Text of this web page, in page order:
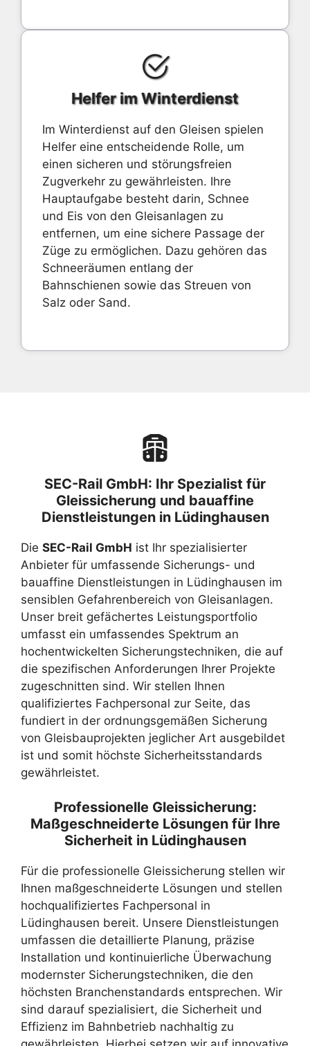
Helfer im Winterdienst
Im Winterdienst auf den Gleisen spielen
Helfer eine entscheidende Rolle, um
einen sicheren und störungsfreien
Zugverkehr zu gewährleisten. Ihre
Hauptaufgabe besteht darin, Schnee
und Eis von den Gleisanlagen zu
entfernen, um eine sichere Passage der
Züge zu ermöglichen. Dazu gehören das
Schneeräumen entlang der
Bahnschienen sowie das Streuen von
Salz oder Sand.
SEC-Rail GmbH: Ihr Spezialist für
Gleissicherung und bauaffine
Dienstleistungen in Lüdinghausen
Die SEC-Rail GmbH ist Ihr spezialisierter
Anbieter für umfassende Sicherungs- und
bauaffine Dienstleistungen in Lüdinghausen im
sensiblen Gefahrenbereich von Gleisanlagen.
Unser breit gefächertes Leistungsportfolio
umfasst ein umfassendes Spektrum an
hochentwickelten Sicherungstechniken, die auf
die spezifischen Anforderungen Ihrer Projekte
zugeschnitten sind. Wir stellen Ihnen
qualifiziertes Fachpersonal zur Seite, das
fundiert in der ordnungsgemäßen Sicherung
von Gleisbauprojekten jeglicher Art ausgebildet
ist und somit höchste Sicherheitsstandards
gewährleistet.
Professionelle Gleissicherung:
Maßgeschneiderte Lösungen für Ihre
Sicherheit in Lüdinghausen
Für die professionelle Gleissicherung stellen wir
Ihnen maßgeschneiderte Lösungen und stellen
hochqualifiziertes Fachpersonal in
Lüdinghausen bereit. Unsere Dienstleistungen
umfassen die detaillierte Planung, präzise
Installation und kontinuierliche Überwachung
modernster Sicherungstechniken, die den
höchsten Branchenstandards entsprechen. Wir
sind darauf spezialisiert, die Sicherheit und
Effizienz im Bahnbetrieb nachhaltig zu